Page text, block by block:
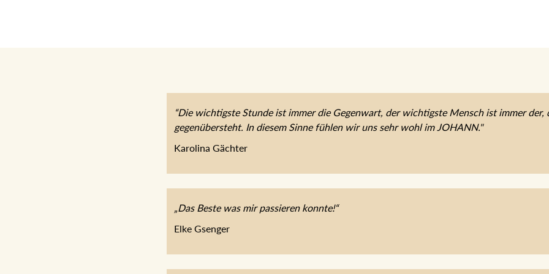
“Die wichtigste Stunde ist immer die Gegenwart, der wichtigste Mensch ist immer der,
gegenübersteht. In diesem Sinne fühlen wir uns sehr wohl im JOHANN."
Karolina Gächter
„Das Beste was mir passieren konnte!“
Elke Gsenger